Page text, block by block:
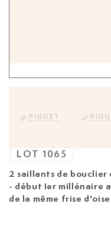
2 saillants de
- début Ier millénaire
de la même frise
LOT 1065